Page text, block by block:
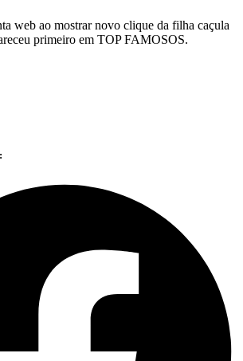
web ao mostrar novo clique da filha caçula
primeiro em TOP FAMOSOS.